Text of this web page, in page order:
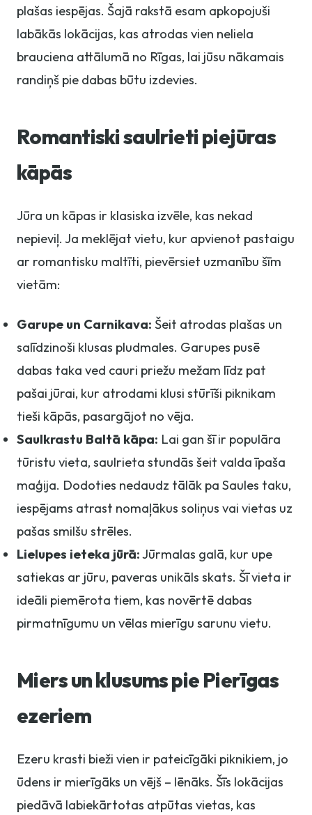
plašas iespējas. Šajā rakstā esam apkopojuši
labākās lokācijas, kas atrodas vien neliela
brauciena attālumā no Rīgas, lai jūsu nākamais
randiņš pie dabas būtu izdevies.
Romantiski saulrieti piejūras
kāpās
Jūra un kāpas ir klasiska izvēle, kas nekad
nepieviļ. Ja meklējat vietu, kur apvienot pastaigu
ar romantisku maltīti, pievērsiet uzmanību šīm
vietām:
Garupe un Carnikava: Šeit atrodas plašas un
salīdzinoši klusas pludmales. Garupes pusē
dabas taka ved cauri priežu mežam līdz pat
pašai jūrai, kur atrodami klusi stūrīši piknikam
tieši kāpās, pasargājot no vēja.
Saulkrastu Baltā kāpa: Lai gan šī ir populāra
tūristu vieta, saulrieta stundās šeit valda īpaša
maģija. Dodoties nedaudz tālāk pa Saules taku,
iespējams atrast nomaļākus soliņus vai vietas uz
pašas smilšu strēles.
Lielupes ieteka jūrā:Jūrmalas galā, kur upe
satiekas ar jūru, paveras unikāls skats. Šī vieta ir
ideāli piemērota tiem, kas novērtē dabas
pirmatnīgumu un vēlas mierīgu sarunu vietu.
Miers un klusums pie Pierīgas
ezeriem
Ezeru krasti bieži vien ir pateicīgāki piknikiem, jo
ūdens ir mierīgāks un vējš – lēnāks. Šīs lokācijas
piedāvā labiekārtotas atpūtas vietas, kas